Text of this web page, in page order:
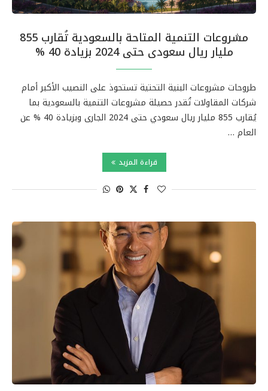
مشروعات التنمية المتاحة بالسعودية تُقارب 855
مليار ريال سعودى حتى 2024 بزيادة 40 %
طروحات مشروعات البنية التحتية تستحوذ على النصيب الأكبر أمام
شركات المقاولات تُقدر حصيلة مشروعات التنمية بالسعودية بما
يُقارب 855 مليار ريال سعودي حتى 2024 الجارى وبزيادة 40 % عن
العام …
قراءة المزيد